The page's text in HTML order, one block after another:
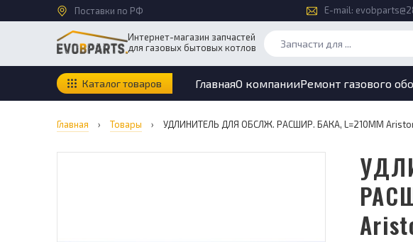
Поставки по РФ E-mail:
Интернет-магазин запчастей
для газовых бытовых котлов
Каталог товаров ГлавнаяО компанииРемонт газового
Главная › Товары › УДЛИНИТЕЛЬ ДЛЯ ОБСЛЖ. РАСШИР. БАКА, L=210ММ
УДЛИНИТЕЛЬ ДЛЯ ОБСЛЖ.